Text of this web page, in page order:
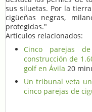
sus siluetas. Por la
cigüeñas negras,
protegidas."
Artículos relacionados:
Cinco parejas
construcción de
golf en Ávila 20
Un tribunal veta
cinco parejas de